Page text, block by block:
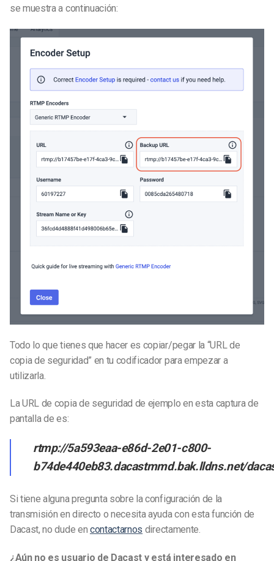
se muestra a continuación:
Todo lo que tienes que hacer es copiar/pegar la “URL de
copia de seguridad” en tu codificador para empezar a
utilizarla.
La URL de copia de seguridad de ejemplo en esta captura de
pantalla de es:
rtmp://5a593eaa-e86d-2e01-c800-
b74de440eb83.dacastmmd.bak.lldns.net/
Si tiene alguna pregunta sobre la configuración de la
transmisión en directo o necesita ayuda con esta función de
Dacast, no dude en contactarnos directamente.
¿Aún no es usuario de Dacast y está interesado en